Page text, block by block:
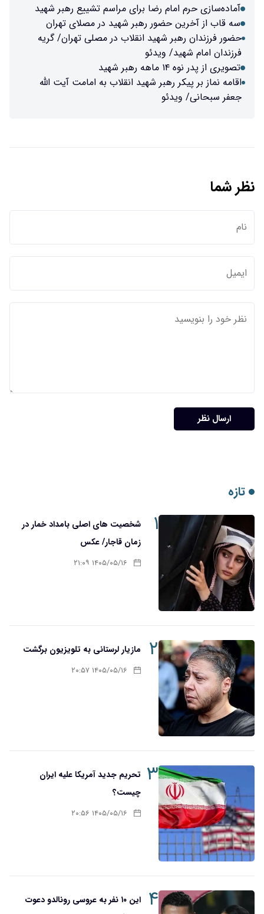
آماده‌سازی حرم امام رضا برای مراسم تشییع رهبر شهید
سه قاب از آخرین حضور رهبر شهید در مصلای تهران
حضور فرزندان رهبر شهید انقلاب در مصلی تهران/ گریه
فرزندان امام شهید/ ویدئو
تصویری از پدر نوه ۱۴ ماهه رهبر شهید
اقامه نماز بر پیکر رهبر شهید انقلاب به امامت آیت الله
جعفر سبحانی/ ویدئو
نظر شما
ارسال نظر
تازه
۱
شخصیت های اصلی بامداد خمار در
زمان قاجار/ عکس
۱۴۰۵/۰۵/۱۶ ۲۱:۰۹
۲ مازیار لرستانی به تلویزیون برگشت
۱۴۰۵/۰۵/۱۶ ۲۰:۵۷
۳ تحریم‌ جدید آمریکا علیه ایران
چیست؟
۱۴۰۵/۰۵/۱۶ ۲۰:۵۶
۴
این ۱۰ نفر به عروسی رونالدو دعوت